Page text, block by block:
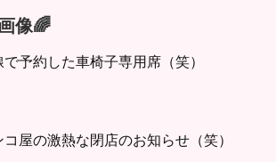
像🌈
で予約した車椅子専用席（笑）
コ屋の激熱な閉店のお知らせ（笑）